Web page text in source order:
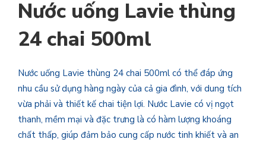
Nước uống Lavie thùng
24 chai 500ml
Nước uống Lavie thùng 24 chai 500ml có thể đáp ứng
nhu cầu sử dụng hàng ngày của cả gia đình, với dung tích
vừa phải và thiết kế chai tiện lợi. Nước Lavie có vị ngọt
thanh, mềm mại và đặc trưng là có hàm lượng khoáng
chất thấp, giúp đảm bảo cung cấp nước tinh khiết và an